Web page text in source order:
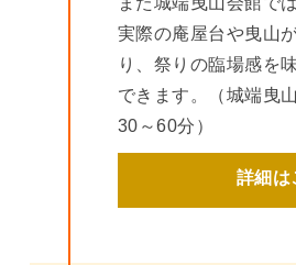
実際の庵屋台や曳山
り、祭りの臨場感を
できます。（城端曳
30～60分）
詳細は